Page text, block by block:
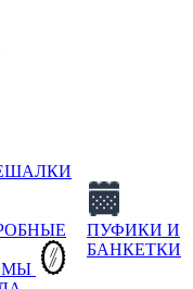
ПУФИКИ И
БАНКЕТКИ